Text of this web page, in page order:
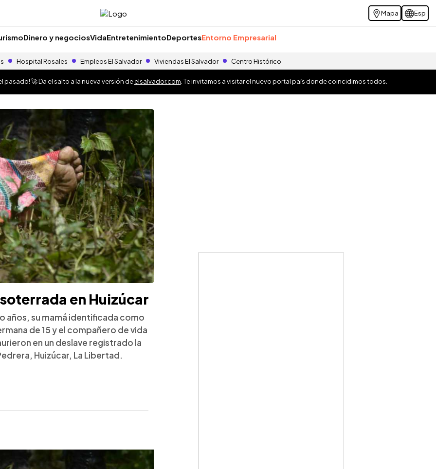
Mapa Esp
Dinero y negociosVidaEntretenimientoDeportesEntorno Empresarial
Hospital Rosales Empleos El Salvador Viviendas El Salvador Centro Histórico
pasado! 🚀 Da el salto a la nueva versión deelsalvador.com . Te invitamos a visitar el nuevo portal país donde coincidimos todos.
en Huizúcar
años, su mamá identificada como
de 15 y el compañero de vida
en un deslave registrado la
Huizúcar, La Libertad.